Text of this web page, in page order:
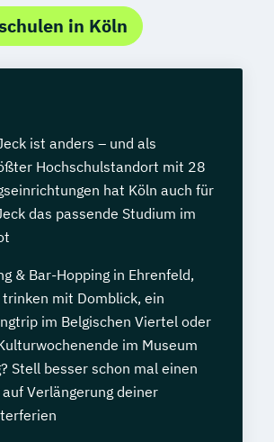
in Köln
ist anders – und als
Hochschulstandort mit 28
hat Köln auch für
das passende Studium im
& Bar-Hopping in Ehrenfeld,
trinken mit Domblick, ein
im Belgischen Viertel oder
im Museum
Stell besser schon mal einen
Verlängerung deiner